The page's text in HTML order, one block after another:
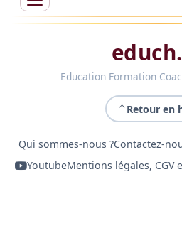
Education Formation
Retour en
Qui sommes-nous ?Contactez-
YoutubeMentions légales, CGV